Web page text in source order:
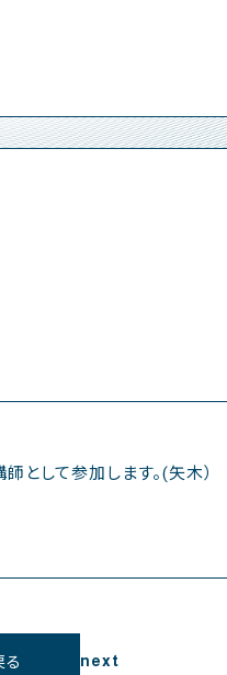
して参加します。(矢木）
る next